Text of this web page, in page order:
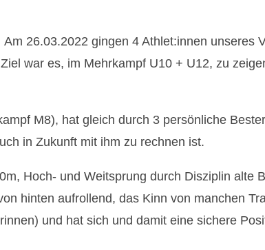
Am 26.03.2022 gingen 4 Athlet:innen unseres
war es, im Mehrkampf U10 + U12, zu
M8), hat gleich durch 3 persönliche
in Zukunft mit ihm zu rechnen ist.
Hoch- und Weitsprung durch Disziplin alte
hinten aufrollend, das Kinn von manchen
und hat sich und damit eine sichere